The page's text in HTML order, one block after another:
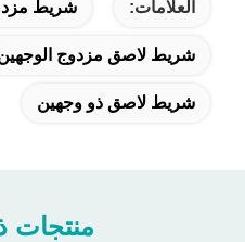
العلامات: شريط
شريط لاصق مزدوج الوجهين 3
شريط لاصق ذو وجهين
منتجات